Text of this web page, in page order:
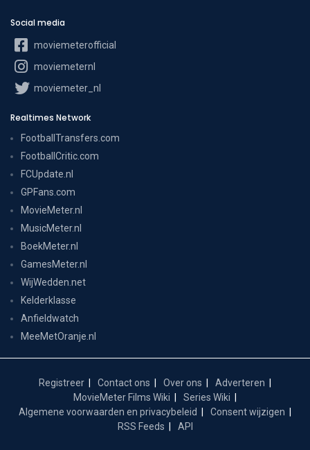
Social media
moviemeterofficial
moviemeternl
moviemeter_nl
Realtimes Network
FootballTransfers.com
FootballCritic.com
FCUpdate.nl
GPFans.com
MovieMeter.nl
MusicMeter.nl
BoekMeter.nl
GamesMeter.nl
WijWedden.net
Kelderklasse
Anfieldwatch
MeeMetOranje.nl
Registreer Contact ons Over ons
Adverteren
MovieMeter Films Wiki
Series Wiki
Algemene voorwaarden en privacybeleid
Consent wijzigen
RSS Feeds
API